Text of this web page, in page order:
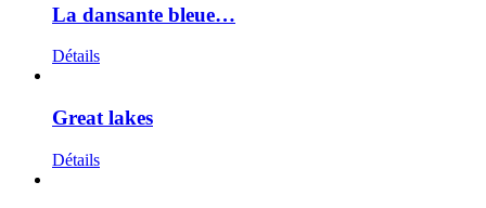
La dansante bleue…
Détails
Great lakes
Détails